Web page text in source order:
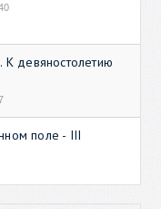
девяностолетию
поле - III